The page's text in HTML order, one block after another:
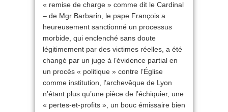
« remise de charge » comme dit le Cardinal
– de Mgr Barbarin, le pape François a
heureusement sanctionné un processus
morbide, qui enclenché sans doute
légitimement par des victimes réelles, a été
changé par un juge à l’évidence partial en
un procès « politique » contre l’Église
comme institution, l’archevêque de Lyon
n’étant plus qu’une pièce de l’échiquier, une
« pertes-et-profits », un bouc émissaire bien